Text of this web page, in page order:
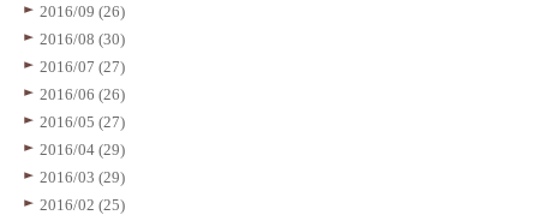
2016/09 (26)
2016/08 (30)
2016/07 (27)
2016/06 (26)
2016/05 (27)
2016/04 (29)
2016/03 (29)
2016/02 (25)